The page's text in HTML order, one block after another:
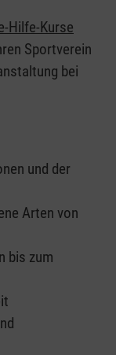
Hilfe-Kurse
Sportverein
bei
und der
Arten von
bis zum